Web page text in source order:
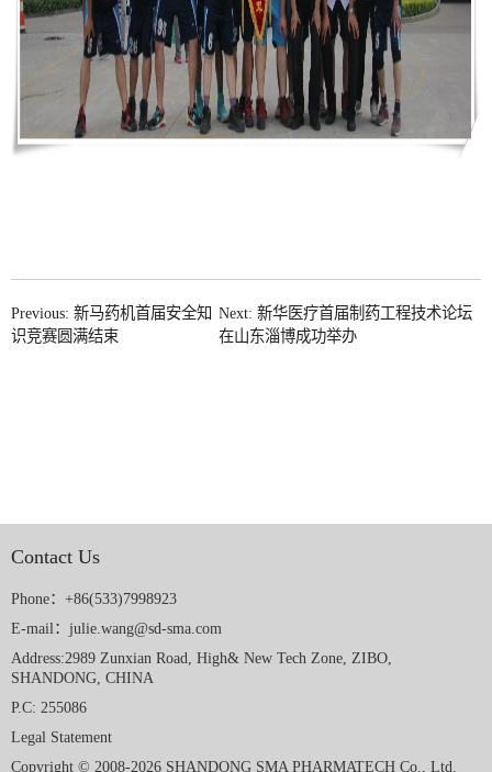
Previous: 新马药机首届安全知
识竞赛圆满结束
Next: 新华医疗首届制药工程技术论坛
在山东淄博成功举办
Contact Us
Phone：+86(533)7998923
E-mail：julie.wang@sd-sma.com
Address:2989 Zunxian Road, High& New Tech Zone, ZIBO,
SHANDONG, CHINA
P.C: 255086
Legal Statement
Copyright © 2008-2026 SHANDONG SMA PHARMATECH Co., Ltd.